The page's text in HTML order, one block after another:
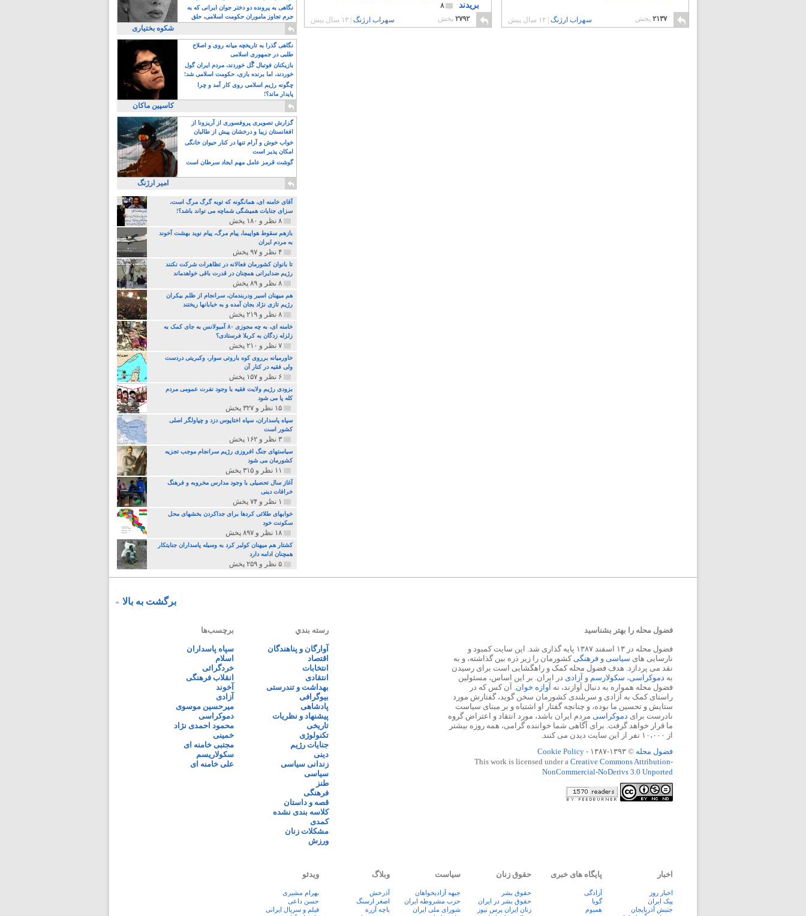
۲۱۳۷ پخش سهراب ارژنگ |۱۲ سال پیش
بریدند
۸
۲۷۹۲پخش سهراب ارژنگ ۱۳ سال پیش
مسلمان همجنسگرا!
نگاهی به پرونده دو دختر جوان ایرانی که به
جرم تجاوز ماموران حکومت اسلامی، حلق
آویز شدند!
شکوه بختیاری
نگاهی گذرا به تاریخچه میانه روی و اصلاح
طلبی در جمهوری اسلامی
بازیکنان فوتبال گًل خوردند، مردم ایران گول
خوردند، اما برنده بازی، حکومت اسلامی شد!
چگونه رژیم اسلامی روی کار آمد و چرا
پایدار ماند؟!
کاسپین ماکان
گزارش تصویری پروفسوری از آریزونا از
افغانستان زیبا و درخشان پیش از طالبان
خواب خوش و آرام تنها در کنار حیوان خانگی
امکان پذیر است
گوشت قرمز عامل مهم ایجاد سرطان است
امیر ارژنگ
آقای خامنه ای، همانگونه که توبه گرگ مرگ است،
سزای جنایات همیشگی شماچه می تواند باشد؟!
۸ نظر و ۱۸۰ پخش
بازهم سقوط هواپیما، پیام مرگ، پیام نوید بهشت آخوند
به مردم ایران
۴ نظر و ۹۷ پخش
تا بانوان کشورمان فعالانه در تظاهرات شرکت نکنند
رژیم ضدایرانی همچنان در قدرت باقی خواهدماند
۸ نظر و ۸۹ پخش
هم میهنان اسیر ودربندمان، سرانجام از ظلم بیکران
رژیم تازی نژاد بجان آمده و به خبابانها ریختند
۸ نظر و ۲۱۹ پخش
خامنه ای، به چه مجوزی ۸۰ آمبولانس به جای کمک به
زلزله زدگان به کربلا فرستادی؟
۷ نظر و ۲۱۰ پخش
خاورمیانه برروی کوه باروتی سوار، وکبریتی دردست
ولی فقیه در کنار آن
۶ نظر و ۱۵۷ پخش
بزودی رژیم ولایت فقیه با وجود نفرت عمومی مردم
کله پا می شود
۱۵ نظر و ۳۲۷ پخش
سپاه پاسداران، سپاه اختاپوس دزد و چپاولگر اصلی
کشور است
۳ نظر و ۱۶۲ پخش
سیاستهای جنگ افروزی رژیم سرانجام موجب تجزیه
کشورمان می شود
۱۱ نظر و ۳۱۵ پخش
آغاز سال تحصیلی با وجود مدارس مخروبه و فرهنگ
خرافات دینی
۱ نظر و ۷۴ پخش
خوابهای طلائی کردها برای جداکردن بخشهای محل
سکونت خود
۱۸ نظر و ۸۹۷ پخش
کشتار هم میهنان کولبر کرد به وسیله پاسداران جنایتکار
همچنان ادامه دارد
۵ نظر و ۲۵۹ پخش
برگشت به بالا
فضول محله را بهتر بشناسید
فضول محله در ۱۳ اسفند ۱۳۸۷ پایه گذاری شد. این سایت کمبود و
نارسایی های سیاسی و فرهنگیکشورمان را زیر ذره بین گذاشته، و به
نقد می پردازد. هدف فضول محله کمک و راهگشایی است برای رسیدن
به دموکراسی، سکولارسم و آزادی در ایران. بر این اساس، مسئولین
فضول محله همواره به دنبال آوازند، نه آوازه خوان. آن کس که در
راستای کمک به آزادی و سربلندی کشورمان سخن گوید، گفتارش مورد
ستایش و تحسین ما بوده، و چنانچه گفتار او اشتباه و بر مبنای سیاست
نادرست برای دموکراسی مردم ایران باشد، مورد انتقاد و اعتراض گروه
ما قرار خواهد گرفت. برای آگاهی شما خواننده گرامی، همه روزه بیشتر
از ۱۰،۰۰۰ نفر از این سایت دیدن می کنند.
فضول محله © ۱۳۹۳-۱۳۸۷ -
Cookie Policy
This work is licensed under a Creative Commons Attribution-
NonCommercial-NoDerivs 3.0 Unported
رسته بندي
آوارگان و پناهندگان
اقتصاد
انتخابات
انتقادی
بهداشت و تندرستی
بیوگرافی
پادشاهی
پیشنهاد و نظریات
تاریخی
تکنولوژی
جنایات رژیم
دینی
زندانی سیاسی
سیاسی
طنز
فرهنگی
قصه و داستان
کلاسه بندی نشده
کمدی
مشکلات زنان
ورزش
برچسب‌ها
سپاه پاسداران
اسلام
خردگرائی
انقلاب فرهنگی
آخوند
آزادی
میرحسین موسوی
دموکراسی
محمود احمدی نژاد
خمینی
مجتبی خامنه ای
سکولاریسم
علی خامنه ای
اخبار
اخبار روز
پيک ايران
جنبش آذربایجان
پایگاه های خبری
آزادگی
گویا
همبوم
حقوق زنان
حقوق بشر
حقوق بشر در ایران
زنان ايران پرس نيوز
سیاست
جبهه آزادیخواهان
حزب مشروطه ایران
شورای ملی ایران
وبلاگ
آذرخش
اصغر ارسنگ
باچه آزره
ویدئو
بهرام مشیری
حسن داعی
فيلم و سريال ايرانی